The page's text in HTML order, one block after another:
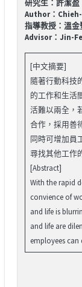
研究生：許潔盈
Author：
指導教授：溫金
Advisor：Jin-
[中文摘要]
隨著行動科技
的工作和生活
活難以兩全，
合作，採用善
同時可增加員
尋找其他工作
[Abstract]
With the rapid
convience of
and life is
and life are
employees